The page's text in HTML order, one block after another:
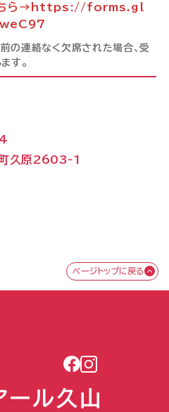
ら→https://forms.gl
の連絡なく欠席された場合、受
す。
町久原2603-1
ページトップに戻る